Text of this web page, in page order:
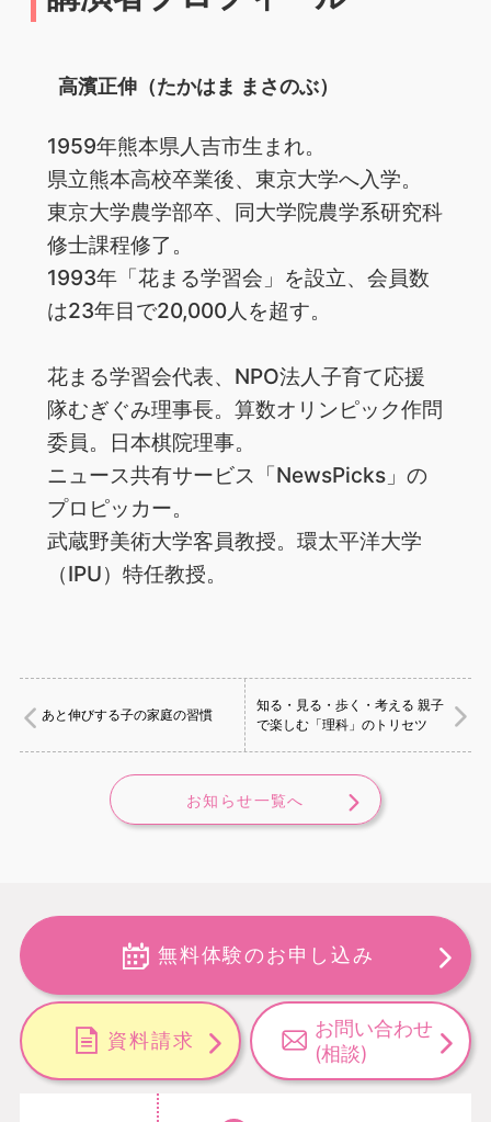
高濱正伸（たかはま まさのぶ）
1959年熊本県人吉市生まれ。
県立熊本高校卒業後、東京大学へ入学。
東京大学農学部卒、同大学院農学系研究科
修士課程修了。
1993年「花まる学習会」を設立、会員数
は23年目で20,000人を超す。
花まる学習会代表、NPO法人子育て応援
隊むぎぐみ理事長。算数オリンピック作問
委員。日本棋院理事。
ニュース共有サービス「NewsPicks」の
プロピッカー。
武蔵野美術大学客員教授。環太平洋大学
（IPU）特任教授。
あと伸びする子の家庭の習慣
知る・見る・歩く・考える 親子
で楽しむ「理科」のトリセツ
お知らせ一覧へ
無料体験のお申し込み
資料請求
お問い合わせ
(相談)